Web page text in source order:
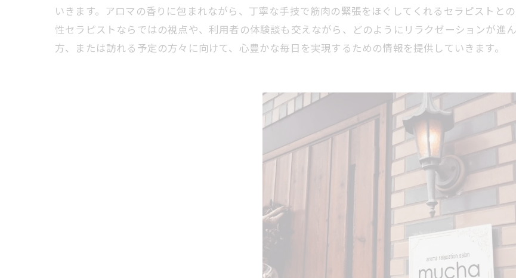
いきます。アロマの香りに包まれながら、丁寧な手技で筋肉の緊張をほぐしてくれるセラピストと
性セラピストならではの視点や、利用者の体験談も交えながら、どのようにリラクゼーションが進
方、または訪れる予定の方々に向けて、心豊かな毎日を実現するための情報を提供していきます。